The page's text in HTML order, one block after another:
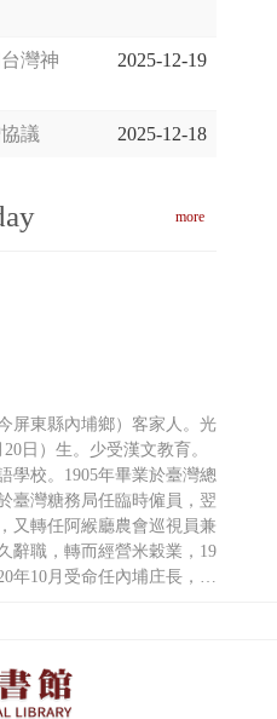
灣神
2025-12-19
議 2025-12-18
more
屏東縣內埔鄉）客家人。光
日）生。少受漢文教育。
學校。1905年畢業於臺灣總
臺灣糖務局任臨時僱員，翌
又轉任阿緱廳農會巡視員兼
辭職，轉而經營米穀業，19
年10月受命任內埔庄長，其
雄州協議員，翌年七月轉任
長前，曾任大和信用合作理
年會長、高雄州青果同業組